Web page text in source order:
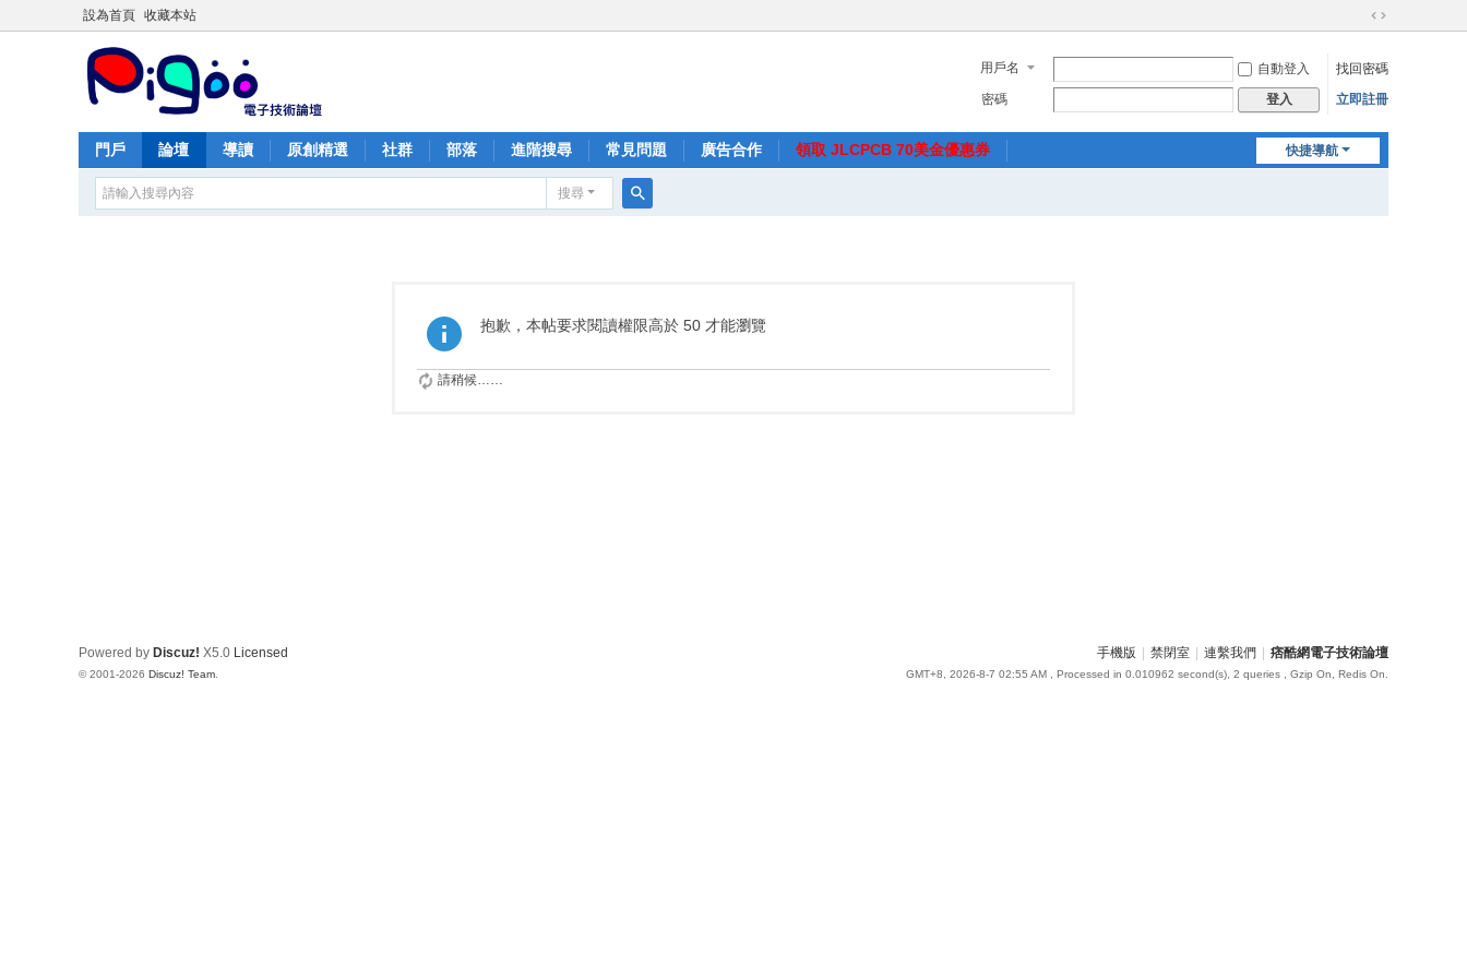
設為首頁 收藏本站
切
到
寬
用戶名 自動登入
找回密碼
密碼
登入 立即註冊
快捷導航
門戶 論壇 導讀 原創精選 社群 部落 進階搜尋 常見問題 廣告合作 領取 JLCPCB 70美金優惠券
搜尋
抱歉，本帖要求閱讀權限高於 50 才能瀏覽
請稍候……
手機版 禁閉室 連繫我們 痞酷網電子技術論壇
GMT+8, 2026-8-7 02:55 AM , Processed in 0.010962 second(s), 2 queries , Gzip On, Redis On.
Powered by Discuz! X5.0 Licensed
© 2001-2026 Discuz! Team